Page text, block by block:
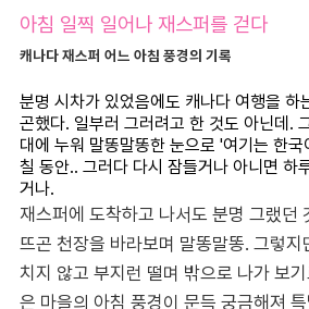
아침 일찍 일어나 재스퍼를 걷다
캐나다 재스퍼 어느 아침 풍경의 기록
분명 시차가 있었음에도 캐나다 여행을 하
곤했다. 일부러 그러려고 한 것도 아닌데.
대에 누워 말똥말똥한 눈으로 '여기는 한국
칠 동안.. 그러다 다시 잠들거나 아니면 하
거나.
재스퍼에 도착하고 나서도 분명 그랬던
뜨곤 천장을 바라보며 말똥말똥. 그렇
치지 않고 부지런 떨며 밖으로 나가 보
은 마을의 아침 풍경이 문득 궁금해져